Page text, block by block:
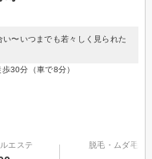
い〜いつまでも若々しく見られた
30分（車で8分）
エステ 脱毛・ムダ毛処